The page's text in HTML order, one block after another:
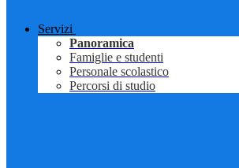
Servizi
Panoramica
Famiglie e studenti
Personale scolastico
Percorsi di studio